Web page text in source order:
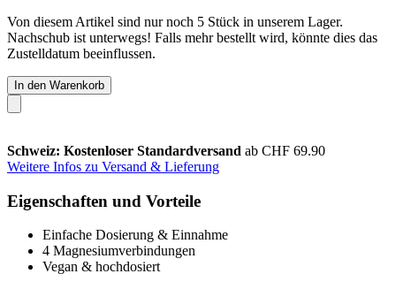
Von diesem Artikel sind nur noch 5 Stück in unserem Lager.
Nachschub ist unterwegs! Falls mehr bestellt wird, könnte dies das
Zustelldatum beeinflussen.
In den Warenkorb
Schweiz: Kostenloser Standardversand ab CHF 69.90
Weitere Infos zu Versand & Lieferung
Eigenschaften und Vorteile
Einfache Dosierung & Einnahme
4 Magnesiumverbindungen
Vegan & hochdosiert